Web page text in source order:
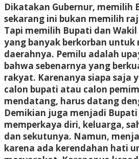
Dikatakan Gubernur, memilih
sekarang ini bukan memilih
Tapi memilih Bupati dan
yang banyak berkorban untuk
daerahnya. Pemilu adalah
bahwa sebenarnya yang
rakyat. Karenanya siapa saja
calon bupati atau calon
mendatang, harus datang
Demikian juga menjadi
memperkaya diri, keluarga,
dan sekutunya. Namun,
karena ada kerendahan hati